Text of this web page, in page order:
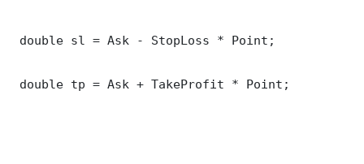
double sl = Ask - StopLoss * Point;
double tp = Ask + TakeProfit * Point;